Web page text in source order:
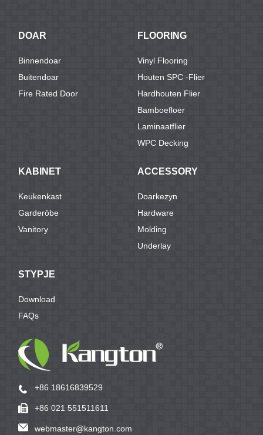
DOAR
Binnendoar
Buitendoar
Fire Rated Door
FLOORING
Vinyl Flooring
Houten SPC -flier
Hardhouten Flier
Bamboefloer
Laminaatflier
WPC Decking
KABINET
Keukenkast
Garderôbe
Vanitory
ACCESSORY
Doarkezyn
Hardware
Molding
Underlay
STYPJE
Download
FAQs
+86 18616839529
+86 021 551511611
webmaster@kangton.com